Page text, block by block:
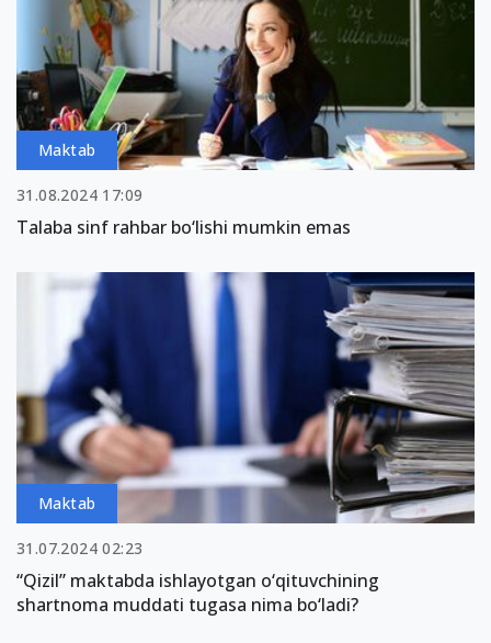
Maktab
31.08.2024 17:09
Talaba sinf rahbar bo‘lishi mumkin emas
Maktab
31.07.2024 02:23
“Qizil” maktabda ishlayotgan o‘qituvchining
shartnoma muddati tugasa nima bo‘ladi?